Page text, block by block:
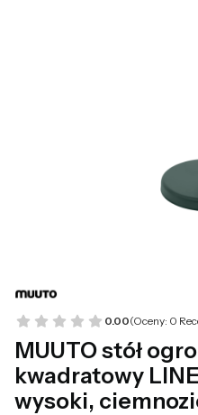
0.00(Oceny: 0
MUUTO stół
kwadratowy
wysoki,